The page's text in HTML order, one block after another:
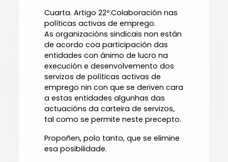
Cuarta. Artigo 22º.Colaboración nas
políticas activas de emprego.
As organizacións sindicais non están
de acordo coa participación das
entidades con ánimo de lucro na
execución e desenvolvemento dos
servizos de políticas activas de
emprego nin con que se deriven cara
a estas entidades algunhas das
actuacións da carteira de servizos,
tal como se permite neste precepto.
Propoñen, polo tanto, que se elimine
esa posibilidade.